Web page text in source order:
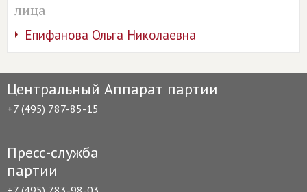
лица
Епифанова Ольга Николаевна
Центральный Аппарат партии
+7 (495) 787-85-15
Пресс-служба
партии